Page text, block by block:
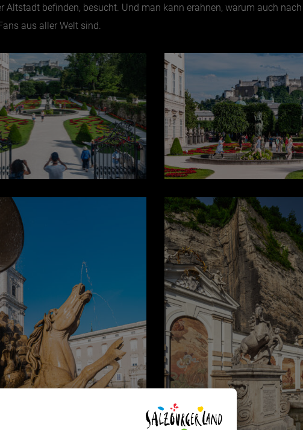
Altstadt befinden, besucht. Und man kann erahnen, warum auch
aus aller Welt sind.